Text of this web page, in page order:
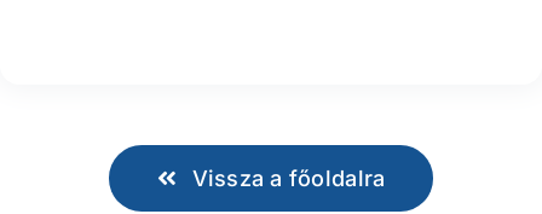
Vissza a főoldalra